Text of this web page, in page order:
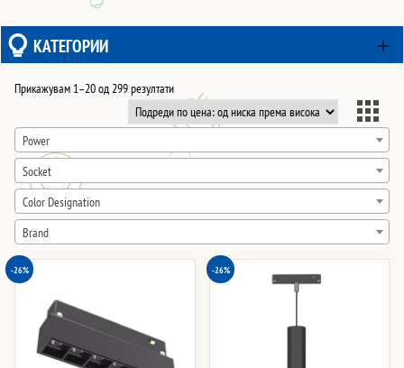
КАТЕГОРИИ
Прикажувам 1–20 од 299 резултатиSorted
by
price:
low
Power
Socket
Color Designation
Brand
-26% -26%